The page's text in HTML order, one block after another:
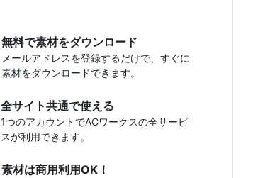
無料で素材をダウンロード
メールアドレスを登録するだけで、すぐに
素材をダウンロードできます。
全サイト共通で使える
1つのアカウントでACワークスの全サービ
スが利用できます。
素材は商用利用OK！